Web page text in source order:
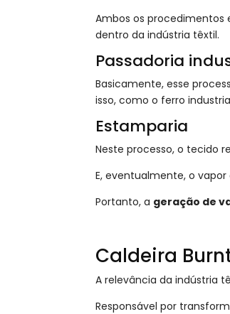
Ambos os procedimentos
dentro da indústria têxtil.
Passadoria
Basicamente, esse
isso, como o ferro
Estamparia
Neste processo, o tecido
E, eventualmente, o
Portanto, a geração de
Caldeira
A relevância da indústria
Responsável por